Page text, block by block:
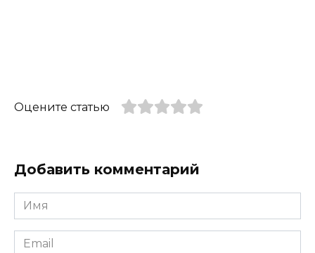
Оцените статью
Добавить комментарий
Имя
*
Email